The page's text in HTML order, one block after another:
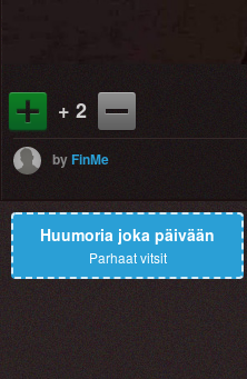
+ 2
byFinMe
Huumoria joka päivään
Parhaat vitsit